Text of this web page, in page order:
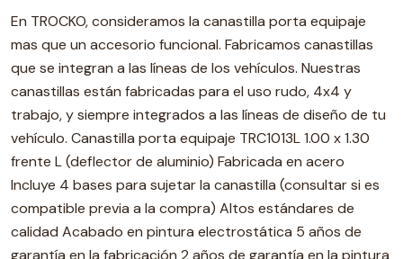
En TROCKO, consideramos la canastilla porta equipaje
mas que un accesorio funcional. Fabricamos canastillas
que se integran a las líneas de los vehículos. Nuestras
canastillas están fabricadas para el uso rudo, 4x4 y
trabajo, y siempre integrados a las líneas de diseño de tu
vehículo. Canastilla porta equipaje TRC1013L 1.00 x 1.30
frente L (deflector de aluminio) Fabricada en acero
Incluye 4 bases para sujetar la canastilla (consultar si es
compatible previa a la compra) Altos estándares de
calidad Acabado en pintura electrostática 5 años de
garantía en la fabricación 2 años de garantía en la pintura